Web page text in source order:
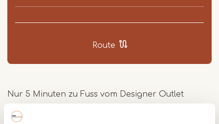
Route
Nur 5 Minuten zu Fuss vom Designer Outlet
stimmungsvolle Grand Café Blond und Blond.